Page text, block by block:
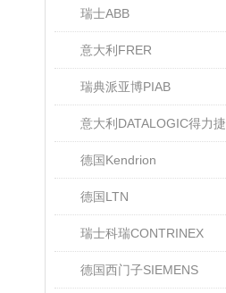
瑞士ABB
意大利FRER
瑞典派亚博PIAB
意大利DATALOGIC得力捷
德国Kendrion
德国LTN
瑞士科瑞CONTRINEX
德国西门子SIEMENS